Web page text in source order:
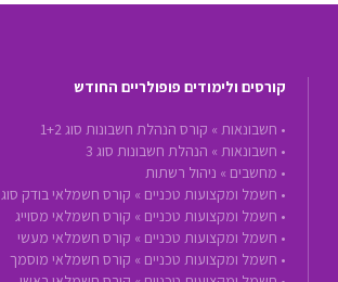
קורסים ולימודים פופולריים החודש
• חשבונאות » קורס הנהלת חשבונות סוג 1+2
• חשבונאות » הנהלת חשבונות סוג 3
• מחשבים » ניהול רשתות
• חשמל ומקצועות טכניים » קורס חשמלאי בודק סוג 1 ו-2
• חשמל ומקצועות טכניים » קורס חשמלאי מסוייג
• חשמל ומקצועות טכניים » קורס חשמלאי מעשי
• חשמל ומקצועות טכניים » קורס חשמלאי מוסמך